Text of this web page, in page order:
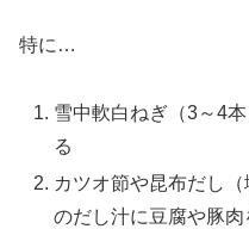
特に…
雪中軟白ねぎ（3～4
る
カツオ節や昆布だし
のだし汁に豆腐や豚